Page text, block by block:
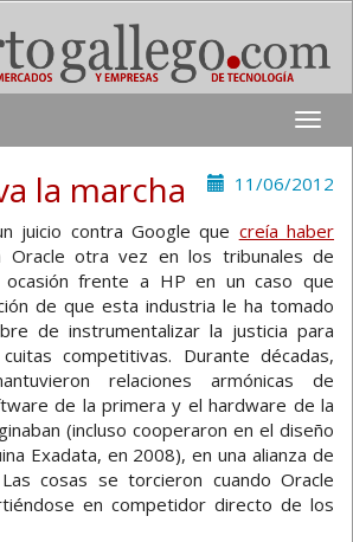
Toggle
11/06/2012
la marcha
juicio contra Google que creía haber
otra vez en los tribunales de
ocasión frente a HP en un caso que
de que esta industria le ha tomado
de instrumentalizar la justicia para
competitivas. Durante décadas,
relaciones armónicas de
de la primera y el hardware de la
(incluso cooperaron en el diseño
Exadata, en 2008), en una alianza de
cosas se torcieron cuando Oracle
en competidor directo de los